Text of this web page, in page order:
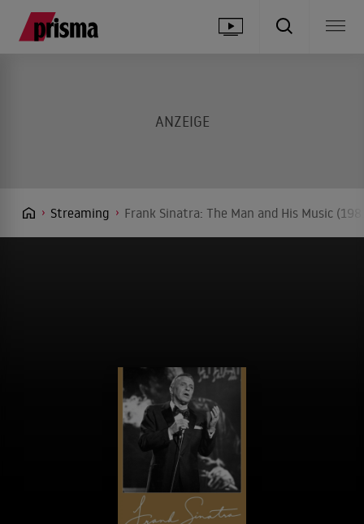
Streaming Frank Sinatra: The Man and His Music